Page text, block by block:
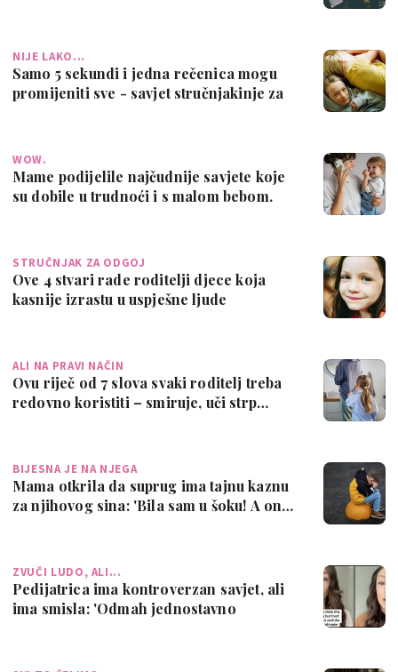
NIJE LAKO...
Samo 5 sekundi i jedna rečenica mogu
promijeniti sve - savjet stručnjakinje za
WOW.
Mame podijelile najčudnije savjete koje
su dobile u trudnoći i s malom bebom.
STRUČNJAK ZA ODGOJ
Ove 4 stvari rade roditelji djece koja
kasnije izrastu u uspješne ljude
ALI NA PRAVI NAČIN
Ovu riječ od 7 slova svaki roditelj treba
redovno koristiti – smiruje, uči strp…
BIJESNA JE NA NJEGA
Mama otkrila da suprug ima tajnu kaznu
za njihovog sina: 'Bila sam u šoku! A on…
ZVUČI LUDO, ALI...
Pedijatrica ima kontroverzan savjet, ali
ima smisla: 'Odmah jednostavno